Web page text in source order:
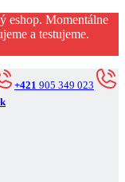
eshop. Momentálne
a testujeme.
+421 905 349 023